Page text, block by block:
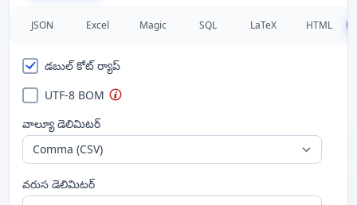
JSON Excel Magic SQL LaTeX HTML
డబుల్ కోట్ ర్యాప్
UTF-8 BOM
వాల్యూ డెలిమిటర్
వరుస డెలిమిటర్